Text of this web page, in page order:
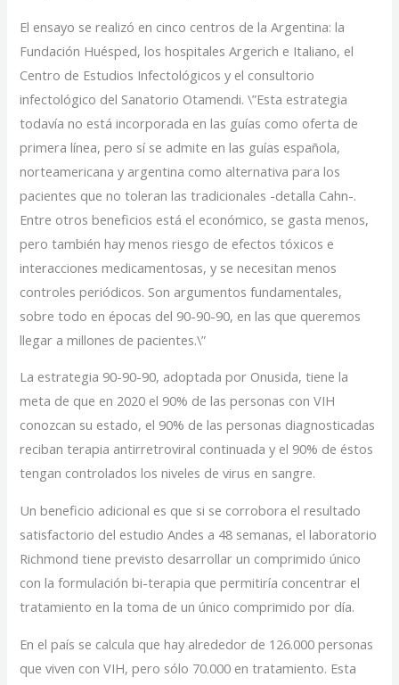
El ensayo se realizó en cinco centros de la Argentina: la
Fundación Huésped, los hospitales Argerich e Italiano, el
Centro de Estudios Infectológicos y el consultorio
infectológico del Sanatorio Otamendi. \”Esta estrategia
todavía no está incorporada en las guías como oferta de
primera línea, pero sí se admite en las guías española,
norteamericana y argentina como alternativa para los
pacientes que no toleran las tradicionales -detalla Cahn-.
Entre otros beneficios está el económico, se gasta menos,
pero también hay menos riesgo de efectos tóxicos e
interacciones medicamentosas, y se necesitan menos
controles periódicos. Son argumentos fundamentales,
sobre todo en épocas del 90-90-90, en las que queremos
llegar a millones de pacientes.\”
La estrategia 90-90-90, adoptada por Onusida, tiene la
meta de que en 2020 el 90% de las personas con VIH
conozcan su estado, el 90% de las personas diagnosticadas
reciban terapia antirretroviral continuada y el 90% de éstos
tengan controlados los niveles de virus en sangre.
Un beneficio adicional es que si se corrobora el resultado
satisfactorio del estudio Andes a 48 semanas, el laboratorio
Richmond tiene previsto desarrollar un comprimido único
con la formulación bi-terapia que permitiría concentrar el
tratamiento en la toma de un único comprimido por día.
En el país se calcula que hay alrededor de 126.000 personas
que viven con VIH, pero sólo 70.000 en tratamiento. Esta